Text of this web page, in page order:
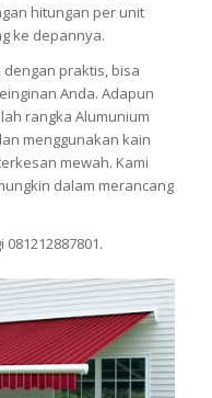
hitungan per unit
ke depannya.
praktis, bisa
Anda. Adapun
rangka Alumunium
menggunakan kain
mewah. Kami
dalam merancang